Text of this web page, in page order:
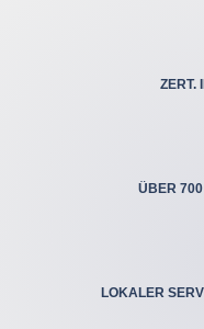
ZERT.
ÜBER
LOKALER